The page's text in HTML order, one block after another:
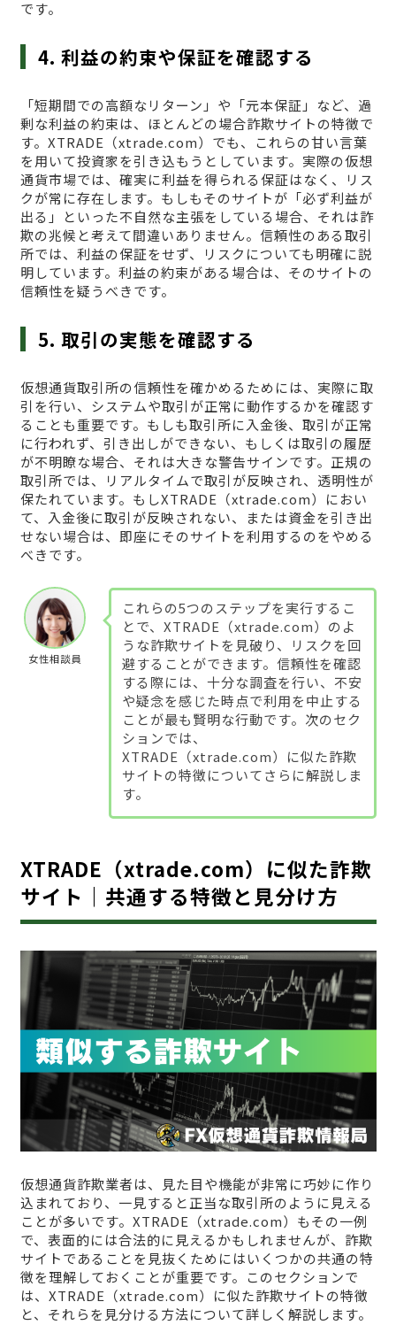
です。
4. 利益の約束や保証を確認する
「短期間での高額なリターン」や「元本保証」など、過
剰な利益の約束は、ほとんどの場合詐欺サイトの特徴で
す。XTRADE（xtrade.com）でも、これらの甘い言葉
を用いて投資家を引き込もうとしています。実際の仮想
通貨市場では、確実に利益を得られる保証はなく、リス
クが常に存在します。もしもそのサイトが「必ず利益が
出る」といった不自然な主張をしている場合、それは詐
欺の兆候と考えて間違いありません。信頼性のある取引
所では、利益の保証をせず、リスクについても明確に説
明しています。利益の約束がある場合は、そのサイトの
信頼性を疑うべきです。
5. 取引の実態を確認する
仮想通貨取引所の信頼性を確かめるためには、実際に取
引を行い、システムや取引が正常に動作するかを確認す
ることも重要です。もしも取引所に入金後、取引が正常
に行われず、引き出しができない、もしくは取引の履歴
が不明瞭な場合、それは大きな警告サインです。正規の
取引所では、リアルタイムで取引が反映され、透明性が
保たれています。もしXTRADE（xtrade.com）におい
て、入金後に取引が反映されない、または資金を引き出
せない場合は、即座にそのサイトを利用するのをやめる
べきです。
女性相談員
これらの5つのステップを実行するこ
とで、XTRADE（xtrade.com）のよ
うな詐欺サイトを見破り、リスクを回
避することができます。信頼性を確認
する際には、十分な調査を行い、不安
や疑念を感じた時点で利用を中止する
ことが最も賢明な行動です。次のセク
ションでは、
XTRADE（xtrade.com）に似た詐欺
サイトの特徴についてさらに解説しま
す。
XTRADE（xtrade.com）に似た詐欺
サイト｜共通する特徴と見分け方
仮想通貨詐欺業者は、見た目や機能が非常に巧妙に作り
込まれており、一見すると正当な取引所のように見える
ことが多いです。XTRADE（xtrade.com）もその一例
で、表面的には合法的に見えるかもしれませんが、詐欺
サイトであることを見抜くためにはいくつかの共通の特
徴を理解しておくことが重要です。このセクションで
は、XTRADE（xtrade.com）に似た詐欺サイトの特徴
と、それらを見分ける方法について詳しく解説します。